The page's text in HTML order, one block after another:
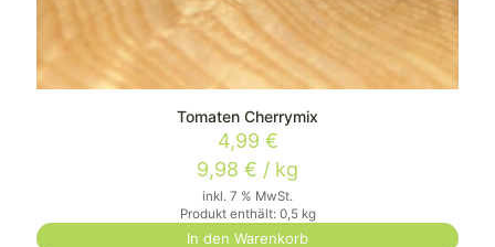
Tomaten Cherrymix
4,99 €
9,98 € / kg
inkl. 7 % MwSt.
Produkt enthält: 0,5 kg
In den Warenkorb